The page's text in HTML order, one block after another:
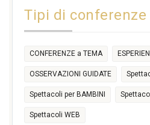
17:30
Tipi di conferenze
CONFERENZE a TEMA
OSSERVAZIONI GUIDATE
Spettacoli per BAMBINI
Spettacoli WEB